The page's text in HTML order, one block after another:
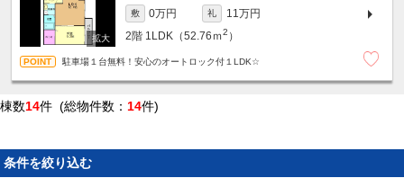
敷 0万円 礼
11万円
2階 1LDK（52.76ｍ2 ）
駐車場１台無料！安心のオートロック付１LDK☆
棟数14件 (総物件数： 14件)
条件を絞り込む